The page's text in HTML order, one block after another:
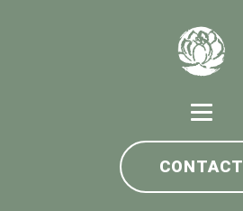
CONTACT